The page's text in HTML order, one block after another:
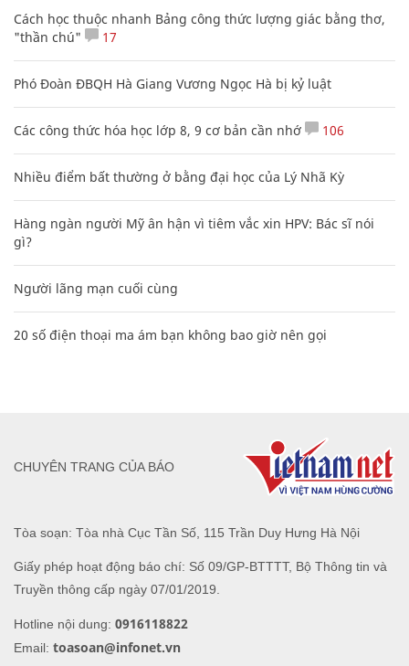
Cách học thuộc nhanh Bảng công thức lượng giác bằng thơ,
"thần chú"
17
Phó Đoàn ĐBQH Hà Giang Vương Ngọc Hà bị kỷ luật
Các công thức hóa học lớp 8, 9 cơ bản cần nhớ 106
Nhiều điểm bất thường ở bằng đại học của Lý Nhã Kỳ
Hàng ngàn người Mỹ ân hận vì tiêm vắc xin HPV: Bác sĩ nói
gì?
Người lãng mạn cuối cùng
20 số điện thoại ma ám bạn không bao giờ nên gọi
Tòa soạn: Tòa nhà Cục Tần Số, 115 Trần Duy Hưng Hà Nội
Giấy phép hoạt động báo chí: Số 09/GP-BTTTT, Bộ Thông tin và
Truyền thông cấp ngày 07/01/2019.
Hotline nội dung: 0916118822
Email: toasoan@infonet.vn
CHUYÊN TRANG CỦA BÁO